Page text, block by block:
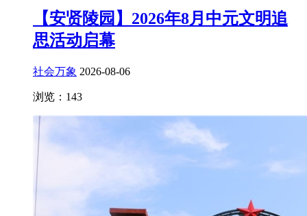
【安贤陵园】2026年8月中元文明追
思活动启幕
社会万象 2026-08-06
浏览：143